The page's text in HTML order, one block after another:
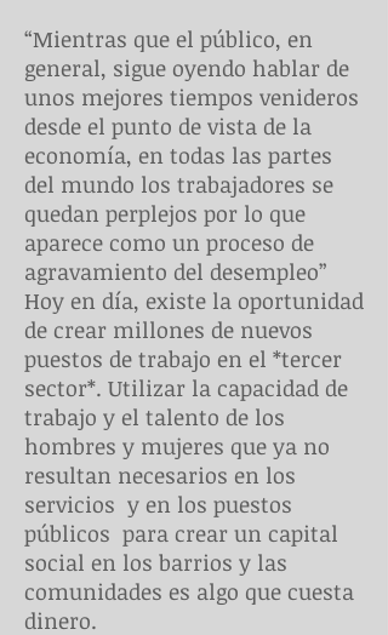
“Mientras que el público, en
general, sigue oyendo hablar de
unos mejores tiempos venideros
desde el punto de vista de la
economía, en todas las partes
del mundo los trabajadores se
quedan perplejos por lo que
aparece como un proceso de
agravamiento del desempleo”
Hoy en día, existe la oportunidad
de crear millones de nuevos
puestos de trabajo en el *tercer
sector*. Utilizar la capacidad de
trabajo y el talento de los
hombres y mujeres que ya no
resultan necesarios en los
servicios y en los puestos
públicos para crear un capital
social en los barrios y las
comunidades es algo que cuesta
dinero.